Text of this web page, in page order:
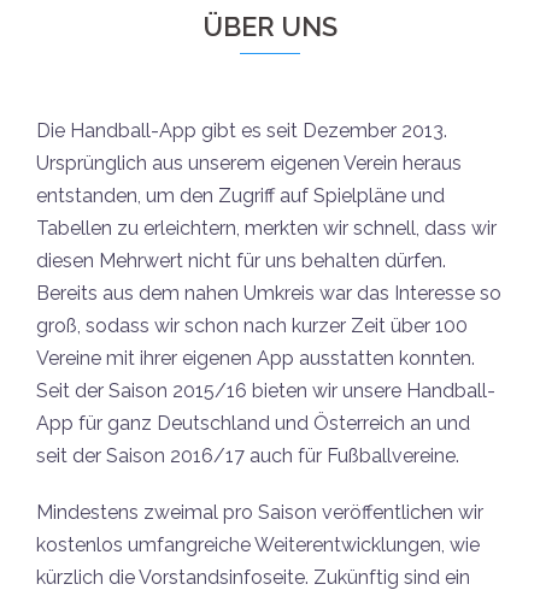
ÜBER UNS
Die Handball-App gibt es seit Dezember 2013.
Ursprünglich aus unserem eigenen Verein heraus
entstanden, um den Zugriff auf Spielpläne und
Tabellen zu erleichtern, merkten wir schnell, dass wir
diesen Mehrwert nicht für uns behalten dürfen.
Bereits aus dem nahen Umkreis war das Interesse so
groß, sodass wir schon nach kurzer Zeit über 100
Vereine mit ihrer eigenen App ausstatten konnten.
Seit der Saison 2015/16 bieten wir unsere Handball-
App für ganz Deutschland und Österreich an und
seit der Saison 2016/17 auch für Fußballvereine.
Mindestens zweimal pro Saison veröffentlichen wir
kostenlos umfangreiche Weiterentwicklungen, wie
kürzlich die Vorstandsinfoseite. Zukünftig sind ein